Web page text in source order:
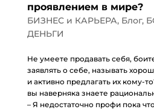
проявлением в мире?
БИЗНЕС и КАРЬЕРА, Блог,
ДЕНЬГИ
Не умеете продавать себя,
заявлять о себе, называть
и активно предлагать их кому-
вы наверняка знаете
– Я недостаточно профи пока